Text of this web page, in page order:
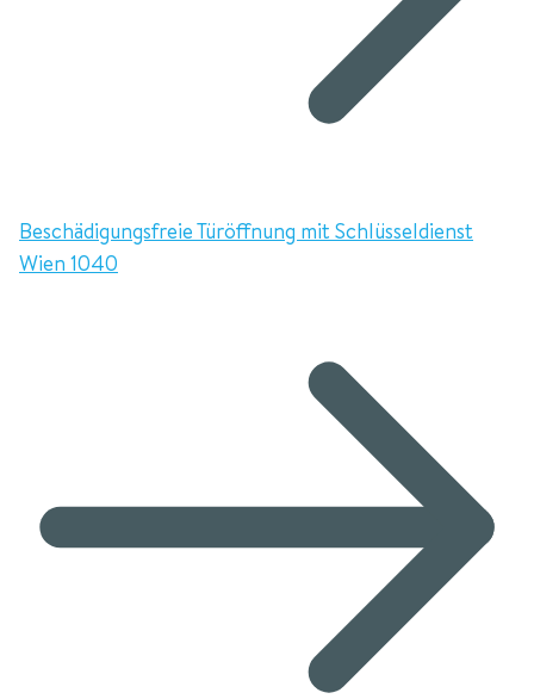
Beschädigungsfreie Türöffnung mit Schlüsseldienst
Wien 1040